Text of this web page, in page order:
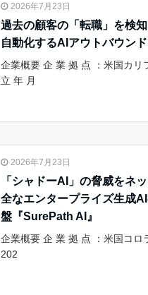
2026年7月23日
過去の顧客の「転職」を検
自動化するAIアウトバウン
企業概要 企 業 拠 点 ：米国カリ
立 年 月
2026年7月23日
「シャドーAI」の脅威をネ
全なエンタープライズ生成
盤『SurePath AI』
企業概要 企 業 拠 点 ：米国コロ
202